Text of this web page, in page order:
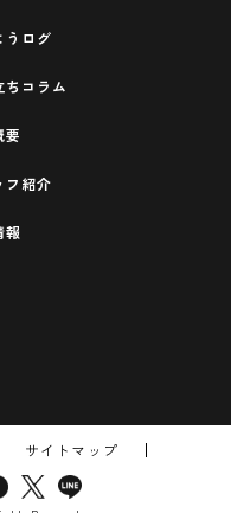
うログ
ちコラム
要
フ紹介
報
サイトマップ